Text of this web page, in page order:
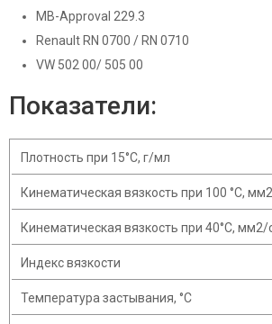
MB-Approval 229.3
Renault RN 0700 / RN 0710
VW 502 00/ 505 00
Показатели:
Плотность при 15°С, г/мл
Кинематическая вязкость при 100 °С,
Кинематическая вязкость при 40°С, мм2/
Индекс вязкости
Температура застывания, °С